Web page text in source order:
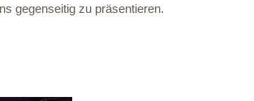
gegenseitig zu präsentieren.